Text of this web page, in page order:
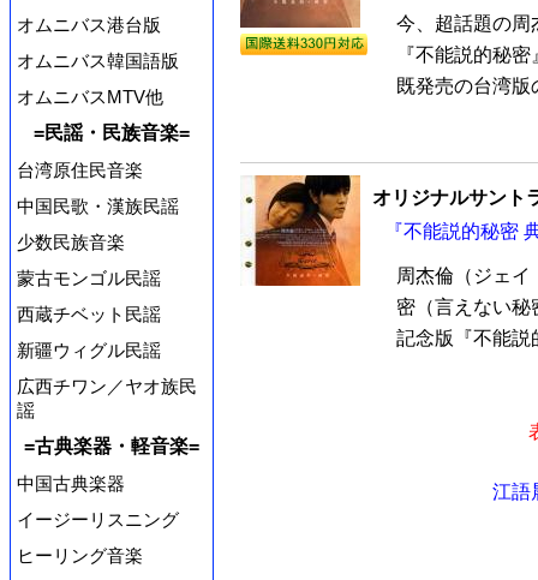
オムニバス港台版
オムニバス韓国語版
オムニバスMTV他
=民謡・民族音楽=
台湾原住民音楽
中国民歌・漢族民謡
少数民族音楽
蒙古モンゴル民謡
西蔵チベット民謡
新疆ウィグル民謡
広西チワン／ヤオ族民
謡
=古典楽器・軽音楽=
中国古典楽器
イージーリスニング
ヒーリング音楽
今、超話題の周
『不能説的秘
既発売の台湾
オリジナルサント
『不能説的秘密
周杰倫（ジェ
密（言えない秘
記念版『不能説
江語